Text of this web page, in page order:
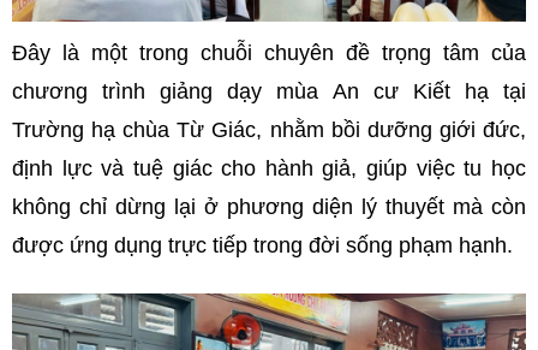
Đây là một trong chuỗi chuyên đề trọng tâm của
chương trình giảng dạy mùa An cư Kiết hạ tại
Trường hạ chùa Từ Giác, nhằm bồi dưỡng giới đức,
định lực và tuệ giác cho hành giả, giúp việc tu học
không chỉ dừng lại ở phương diện lý thuyết mà còn
được ứng dụng trực tiếp trong đời sống phạm hạnh.